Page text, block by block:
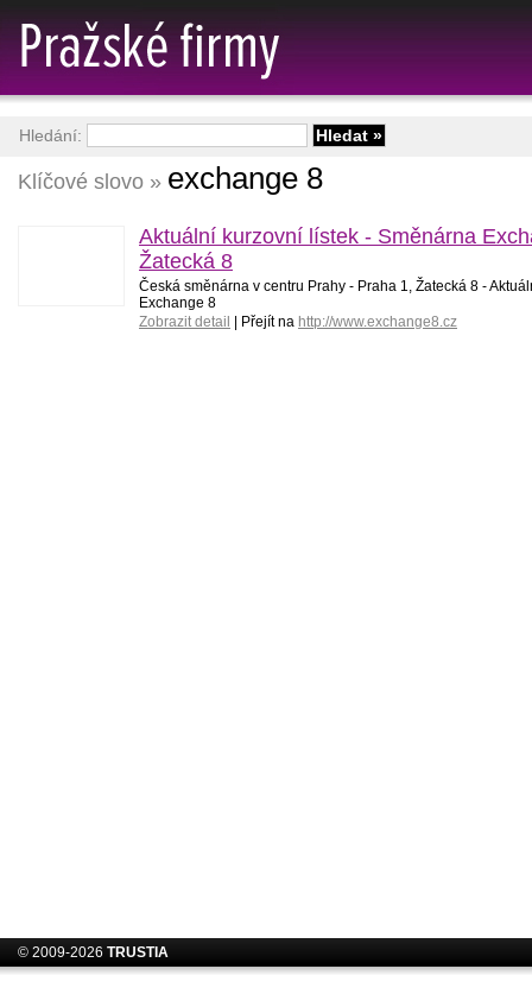
Klíčové slovo » exchange 8
Aktuální kurzovní lístek - Směnárna
Žatecká 8
Česká směnárna v centru Prahy - Praha 1, Žatecká 8 -
Exchange 8
Zobrazit detail
| Přejít na http://www.exchange8.cz
Hledání:
© 2009-2026 TRUSTIA